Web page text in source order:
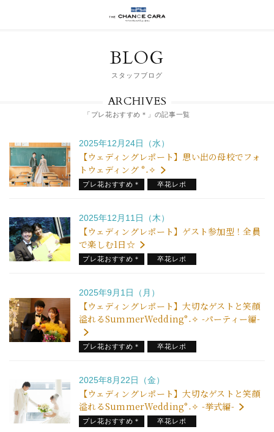
BLOG
スタッフブログ
ARCHIVES
「プレ花おすすめ＊」の記事一覧
2025年12月24日（水）
【ウェディングレポート】思い出の母校でフォ
トウェディング °˖✧
プレ花おすすめ＊ 卒花レポ
2025年12月11日（木）
【ウェディングレポート】ゲスト参加型！全員
で楽しむ1日☆
プレ花おすすめ＊ 卒花レポ
2025年9月1日（月）
【ウェディングレポート】大切なゲストと笑顔
溢れるSummerWedding°˖✧ -パーティー編-
プレ花おすすめ＊ 卒花レポ
2025年8月22日（金）
【ウェディングレポート】大切なゲストと笑顔
溢れるSummerWedding°˖✧ -挙式編-
プレ花おすすめ＊ 卒花レポ